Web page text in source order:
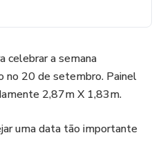
celebrar a semana
no 20 de setembro. Painel
2,87m X 1,83m.
uma data tão importante